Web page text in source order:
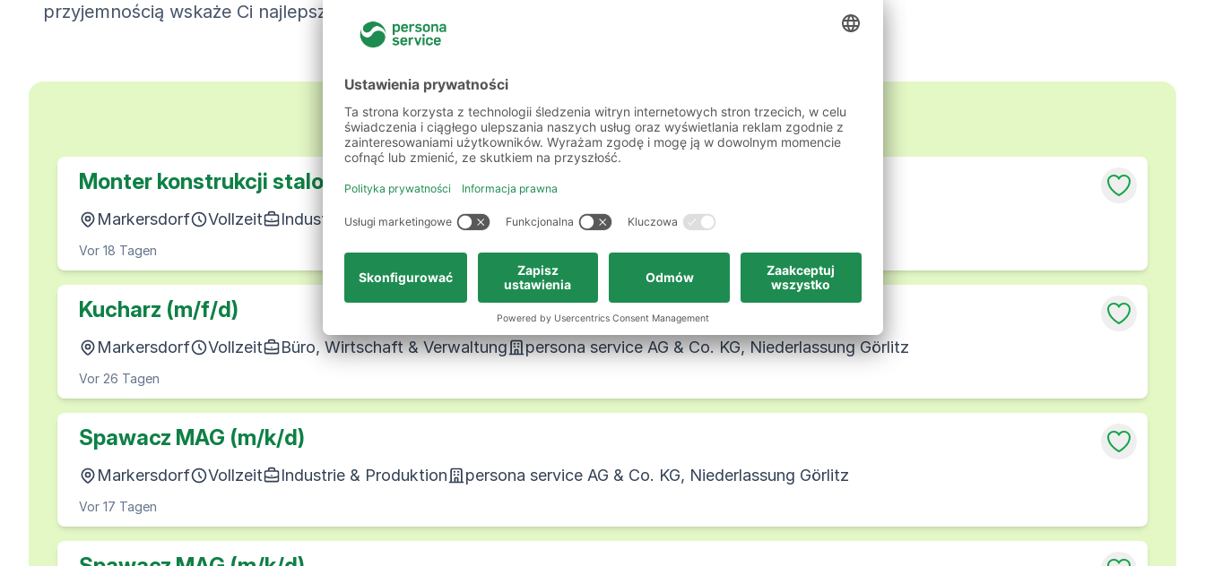
przyjemnością wskaże Ci najlepszą ścieżkę kariery zawodowej!
Nasze oferty pracy w Görlitz i okolicy
Monter konstrukcji stalowych (m/k/d)
Markersdorf Vollzeit Industrie & Produktion persona service AG & Co. KG, Niederlassung Görlitz
Vor 18 Tagen
Kucharz (m/f/d)
Markersdorf Vollzeit Büro, Wirtschaft & Verwaltung persona service AG & Co. KG, Niederlassung Görlitz
Vor 26 Tagen
Spawacz MAG (m/k/d)
Markersdorf Vollzeit Industrie & Produktion persona service AG & Co. KG, Niederlassung Görlitz
Vor 17 Tagen